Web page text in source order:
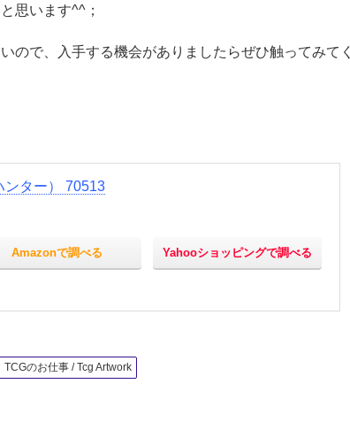
思います^^；
ので、入手する機会がありましたらぜひ触ってみてく
ンター） 70513
Amazonで調べる Yahooショッピングで調べる
TCGのお仕事 / Tcg Artwork